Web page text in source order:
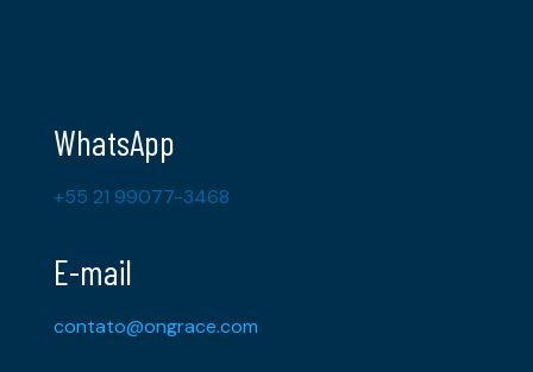
WhatsApp
+55 21 99077-3468
E-mail
contato@ongrace.com